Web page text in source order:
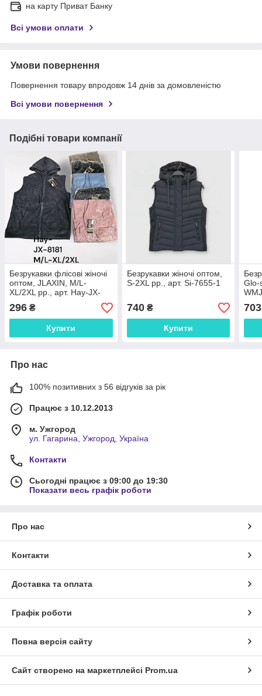
на карту Приват Банку
Всі умови оплати
Умови повернення
Повернення товару впродовж 14 днів за домовленістю
Всі умови повернення
Подібні товари компанії
Безрукавки флісові жіночі
оптом, JLAXIN, M/L-
XL/2XL рр., арт. Hay-JX-
8181
296 ₴
Купити
Безрукавки жіночі оптом,
S-2XL рр., арт. Si-7655-1
740₴
Купити
Glo-
703
Про нас
100% позитивних з 56 відгуків за рік
Працює з 10.12.2013
м. Ужгород
ул. Гагарина, Ужгород, Україна
Контакти
Сьогодні працює з 09:00 до 19:30
Показати весь графік роботи
Про нас
Контакти
Доставка та оплата
Графік роботи
Повна версія сайту
Сайт створено на маркетплейсі Prom.ua